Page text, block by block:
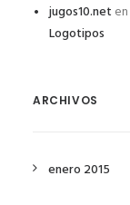
jugos10.net en
Logotipos
ARCHIVOS
enero 2015